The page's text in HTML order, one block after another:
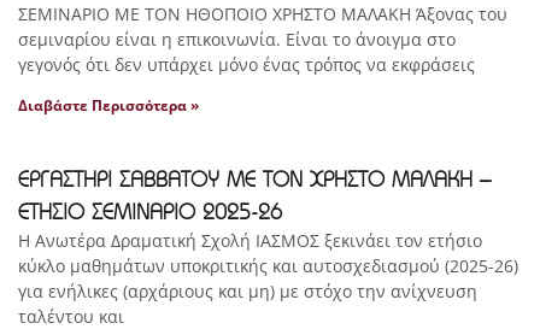
ΣΕΜΙΝΑΡΙΟ ΜΕ ΤΟΝ ΗΘΟΠΟΙΟ ΧΡΗΣΤΟ ΜΑΛΑΚΗ Άξονας του
σεμιναρίου είναι η επικοινωνία. Είναι το άνοιγμα στο
γεγονός ότι δεν υπάρχει μόνο ένας τρόπος να εκφράσεις
Διαβάστε Περισσότερα »
ΕΡΓΑΣΤΗΡΙ ΣΑΒΒΑΤΟΥ ΜΕ ΤΟΝ ΧΡΗΣΤΟ ΜΑΛΑΚΗ –
ΕΤΗΣΙΟ ΣΕΜΙΝΑΡΙΟ 2025-26
Η Ανωτέρα Δραματική Σχολή ΙΑΣΜΟΣ ξεκινάει τον ετήσιο
κύκλο μαθημάτων υποκριτικής και αυτοσχεδιασμού (2025-26)
για ενήλικες (αρχάριους και μη) με στόχο την ανίχνευση
ταλέντου και